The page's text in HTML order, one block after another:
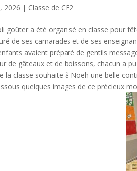
2026 | Classe de CE2
goûter a été organisé en classe pour
de ses camarades et de ses
avaient préparé de gentils
de gâteaux et de boissons, chacun a
la classe souhaite à Noeh une belle
quelques images de ce précieux